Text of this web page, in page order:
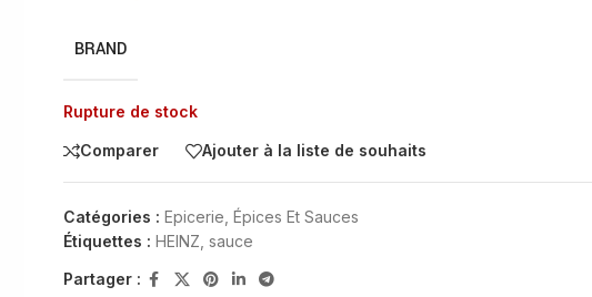
BRAND
Rupture de stock
Comparer Ajouter à la liste de souhaits
Catégories : Epicerie Épices Et Sauces
Étiquettes : HEINZ sauce
Partager :